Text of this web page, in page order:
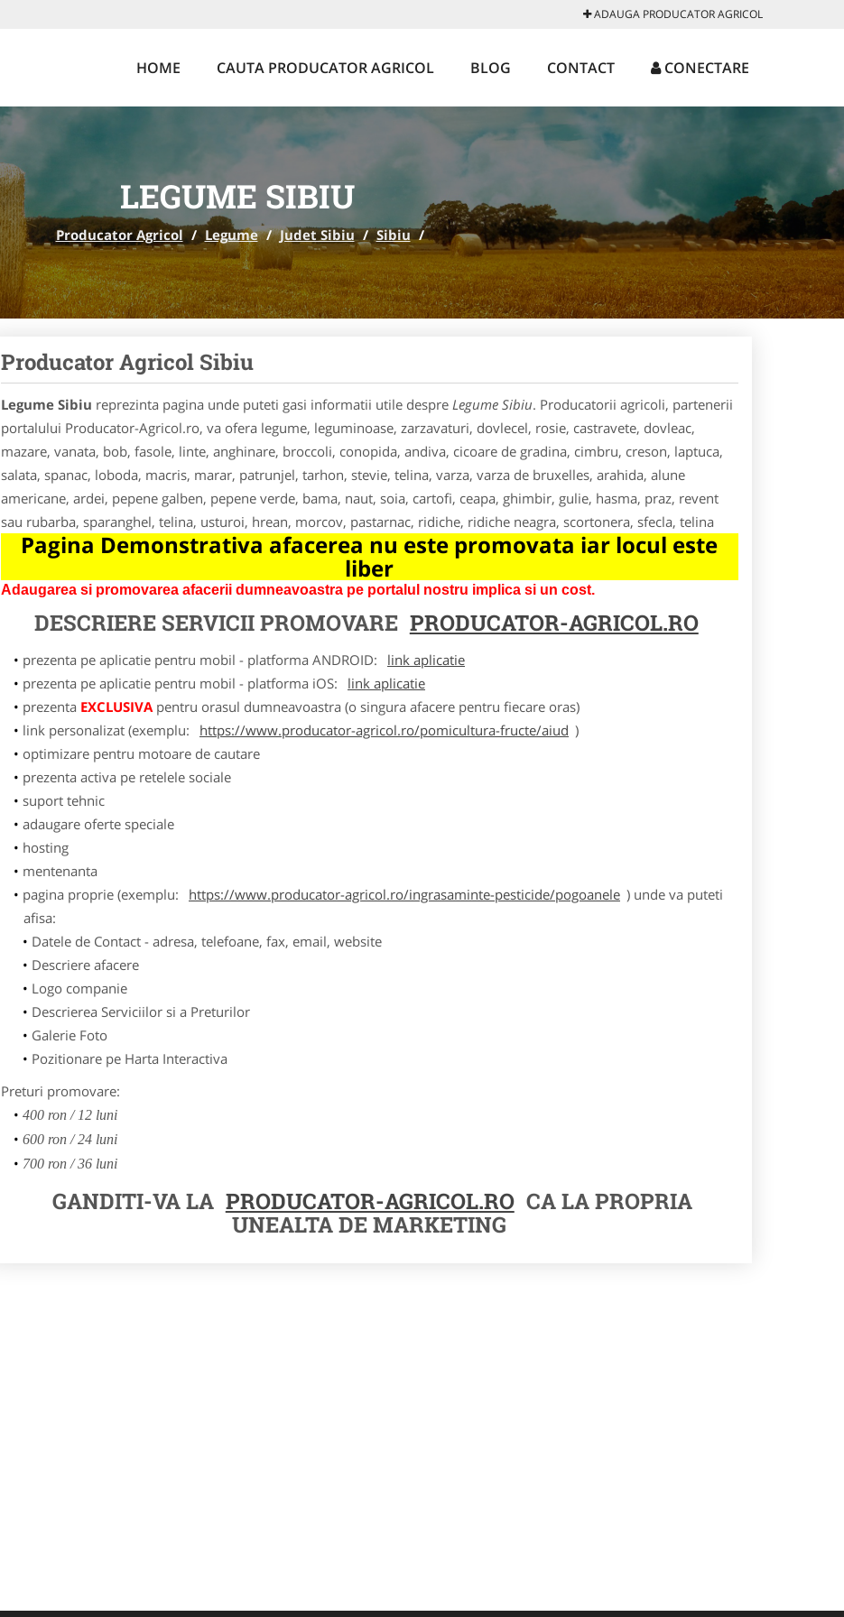
ADAUGA PRODUCATOR AGRICOL
HOME CAUTA PRODUCATOR AGRICOL BLOG CONTACT CONECTARE
LEGUME SIBIU
Producator Agricol / Legume / Judet Sibiu / Sibiu /
Producator Agricol Sibiu
Legume Sibiu reprezinta pagina unde puteti gasi informatii utile despre Legume Sibiu. Producatorii agricoli, partenerii
portalului Producator-Agricol.ro, va ofera legume, leguminoase, zarzavaturi, dovlecel, rosie, castravete, dovleac,
mazare, vanata, bob, fasole, linte, anghinare, broccoli, conopida, andiva, cicoare de gradina, cimbru, creson, laptuca,
salata, spanac, loboda, macris, marar, patrunjel, tarhon, stevie, telina, varza, varza de bruxelles, arahida, alune
americane, ardei, pepene galben, pepene verde, bama, naut, soia, cartofi, ceapa, ghimbir, gulie, hasma, praz, revent
sau rubarba, sparanghel, telina, usturoi, hrean, morcov, pastarnac, ridiche, ridiche neagra, scortonera, sfecla, telina
Pagina Demonstrativa afacerea nu este promovata iar locul este
liber
Adaugarea si promovarea afacerii dumneavoastra pe portalul nostru implica si un cost.
DESCRIERE SERVICII PROMOVARE PRODUCATOR-AGRICOL.RO
prezenta pe aplicatie pentru mobil - platforma ANDROID:
link aplicatie
prezenta pe aplicatie pentru mobil - platforma iOS:
link aplicatie
prezenta EXCLUSIVApentru orasul dumneavoastra (o singura afacere pentru fiecare oras)
link personalizat (exemplu:
https://www.producator-agricol.ro/pomicultura-fructe/aiud )
optimizare pentru motoare de cautare
prezenta activa pe retelele sociale
suport tehnic
adaugare oferte speciale
hosting
mentenanta
pagina proprie (exemplu:
https://www.producator-agricol.ro/ingrasaminte-pesticide/pogoanele ) unde va puteti
afisa:
Datele de Contact - adresa, telefoane, fax, email, website
Descriere afacere
Logo companie
Descrierea Serviciilor si a Preturilor
Galerie Foto
Pozitionare pe Harta Interactiva
Preturi promovare:
400 ron / 12 luni
600 ron / 24 luni
700 ron / 36 luni
GANDITI-VA LA PRODUCATOR-AGRICOL.RO CA LA PROPRIA
UNEALTA DE MARKETING